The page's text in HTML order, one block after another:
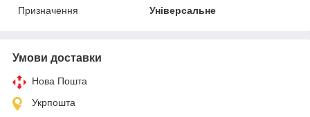
Призначення
Універсальне
Умови доставки
Нова Пошта
Укрпошта